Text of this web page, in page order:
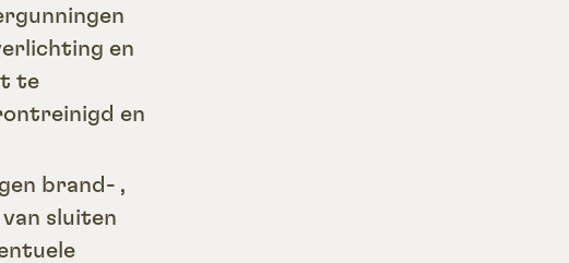
en
te
en
brand- ,
sluiten